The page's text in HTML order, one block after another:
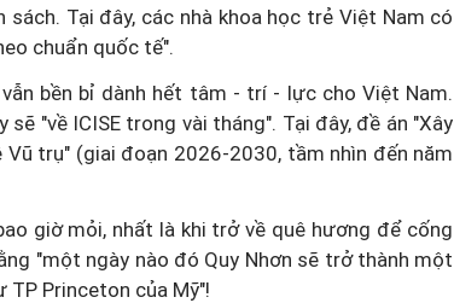
Tại đây, các nhà khoa học trẻ Việt Nam có
chuẩn quốc tế".
bền bỉ dành hết tâm - trí - lực cho Việt Nam.
"về ICISE trong vài tháng". Tại đây, đề án "Xây
trụ" (giai đoạn 2026-2030, tầm nhìn đến năm
giờ mỏi, nhất là khi trở về quê hương để cống
"một ngày nào đó Quy Nhơn sẽ trở thành một
TP Princeton của Mỹ"!